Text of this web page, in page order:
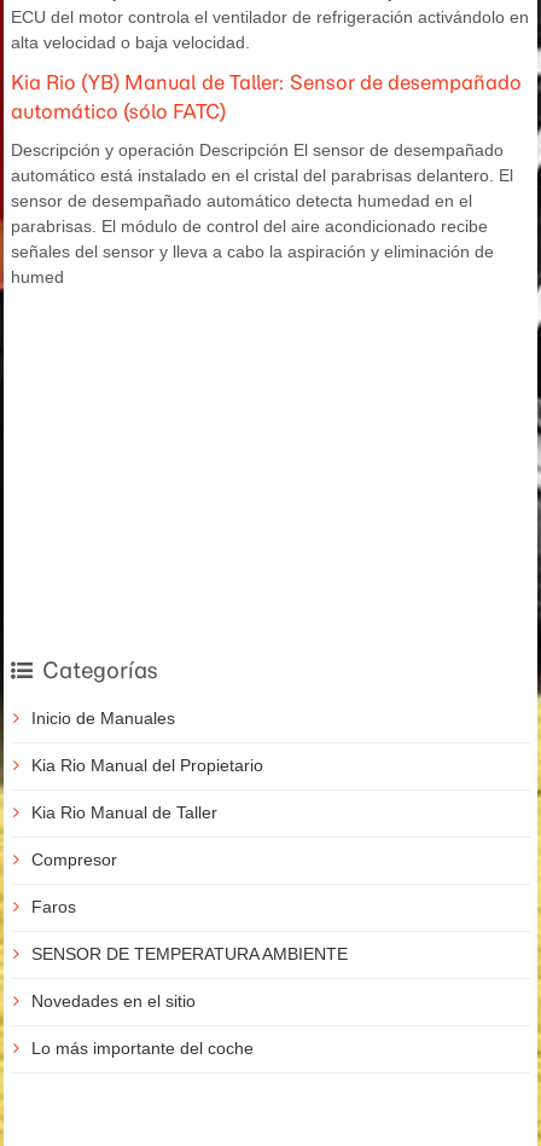
ECU del motor controla el ventilador de refrigeración activándolo en
alta velocidad o baja velocidad.
Kia Rio (YB) Manual de Taller: Sensor de desempañado
automático (sólo FATC)
Descripción y operación Descripción El sensor de desempañado
automático está instalado en el cristal del parabrisas delantero. El
sensor de desempañado automático detecta humedad en el
parabrisas. El módulo de control del aire acondicionado recibe
señales del sensor y lleva a cabo la aspiración y eliminación de
humed
Categorías
Inicio de Manuales
Kia Rio Manual del Propietario
Kia Rio Manual de Taller
Compresor
Faros
SENSOR DE TEMPERATURA AMBIENTE
Novedades en el sitio
Lo más importante del coche